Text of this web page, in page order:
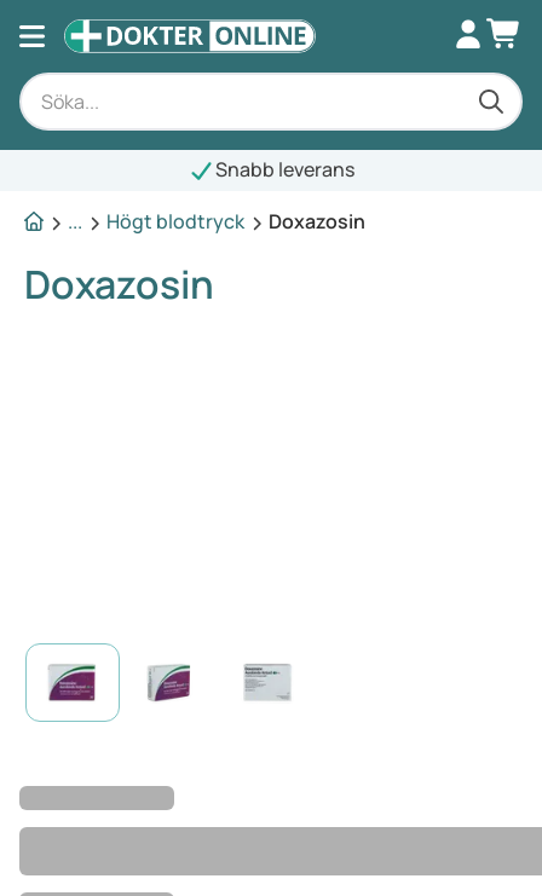
Snabb leverans
...
Högt blodtryck Doxazosin
Doxazosin